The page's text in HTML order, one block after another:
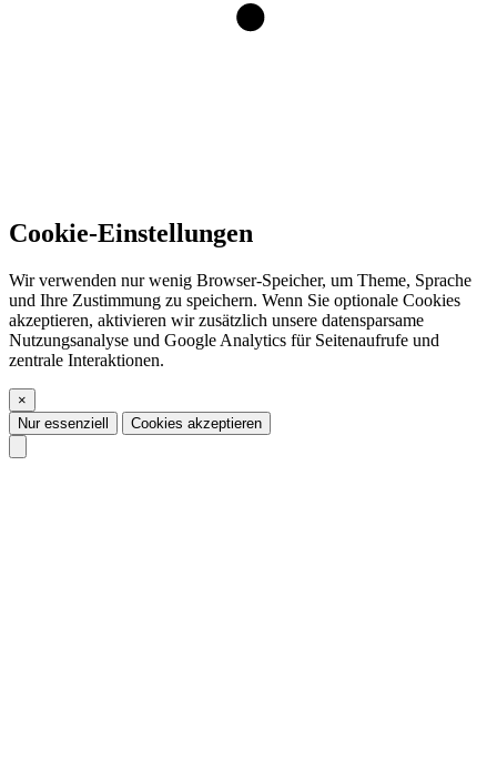
Cookie-Einstellungen
Wir verwenden nur wenig Browser-Speicher, um Theme, Sprache
und Ihre Zustimmung zu speichern. Wenn Sie optionale Cookies
akzeptieren, aktivieren wir zusätzlich unsere datensparsame
Nutzungsanalyse und Google Analytics für Seitenaufrufe und
zentrale Interaktionen.
×
Nur essenziell
Cookies akzeptieren